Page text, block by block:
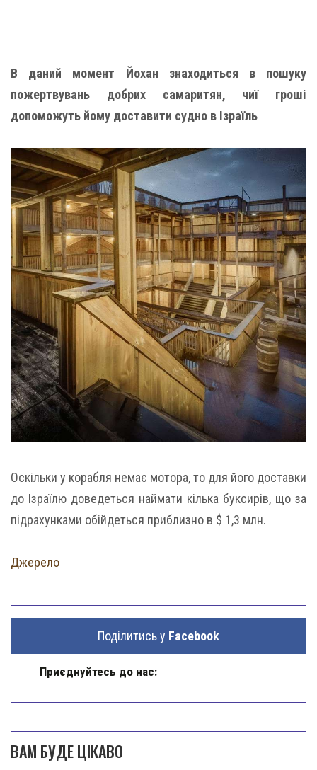
В даний момент Йохан знаходиться в пошуку
пожертвувань добрих самаритян, чиї гроші
допоможуть йому доставити судно в Ізраїль
Оскільки у корабля немає мотора, то для його доставки
до Ізраїлю доведеться наймати кілька буксирів, що за
підрахунками обійдеться приблизно в $ 1,3 млн.
Джерело
Поділитись у Facebook
Приєднуйтесь до нас:
ВАМ БУДЕ ЦІКАВО